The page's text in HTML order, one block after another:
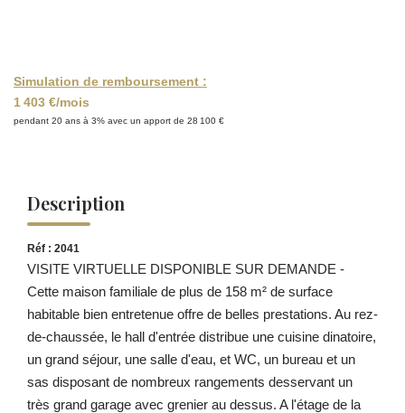
Simulation de remboursement :
1 403 €/mois
pendant 20 ans à 3% avec un apport de 28 100 €
Description
Réf : 2041
VISITE VIRTUELLE DISPONIBLE SUR DEMANDE -
Cette maison familiale de plus de 158 m² de surface
habitable bien entretenue offre de belles prestations. Au rez-
de-chaussée, le hall d'entrée distribue une cuisine dinatoire,
un grand séjour, une salle d'eau, et WC, un bureau et un
sas disposant de nombreux rangements desservant un
très grand garage avec grenier au dessus. A l'étage de la